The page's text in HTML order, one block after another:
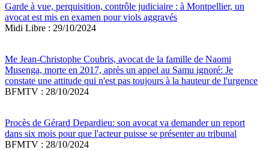
Garde à vue, perquisition, contrôle judiciaire : à Montpellier, un
avocat est mis en examen pour viols aggravés
Midi Libre : 29/10/2024
Me Jean-Christophe Coubris, avocat de la famille de Naomi
Musenga, morte en 2017, après un appel au Samu ignoré: Je
constate une attitude qui n'est pas toujours à la hauteur de l'urgence
BFMTV : 28/10/2024
Procès de Gérard Depardieu: son avocat va demander un report
dans six mois pour que l'acteur puisse se présenter au tribunal
BFMTV : 28/10/2024